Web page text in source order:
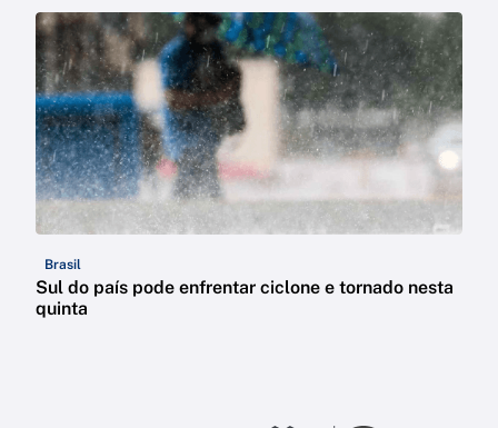
Brasil
Sul do país pode enfrentar ciclone e tornado nesta
quinta